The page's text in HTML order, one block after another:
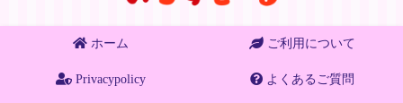
ホーム ご利用について
Privacypolicy よくあるご質問